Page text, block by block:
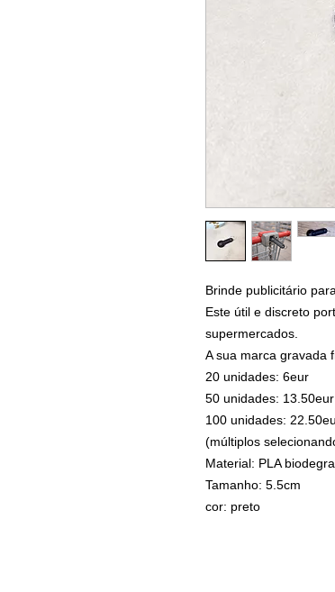
Brinde publicitário
Este útil e discreto
supermercados.
A sua marca gravada
20 unidades: 6eur
50 unidades: 13.50eur
100 unidades:
(múltiplos
Material: PLA
Tamanho: 5.5cm
cor: preto